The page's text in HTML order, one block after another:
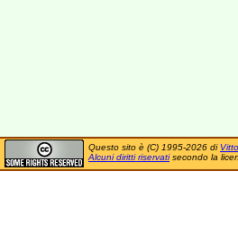
Questo sito è (C) 1995-2026 di
Alcuni diritti riservatisecondo la